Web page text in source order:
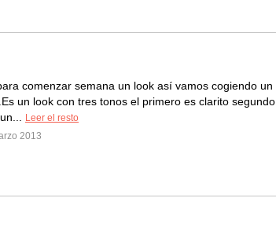
comenzar semana un look así vamos cogiendo un
un look con tres tonos el primero es clarito segundo
Leer el resto
2013